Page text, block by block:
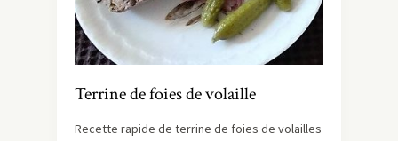
Terrine de foies de volaille
Recette rapide de terrine de foies de volailles